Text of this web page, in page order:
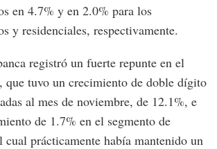
en 4.7% y en 2.0% para los
y residenciales, respectivamente.
registró un fuerte repunte en el
que tuvo un crecimiento de doble dígito
al mes de noviembre, de 12.1%, e
de 1.7% en el segmento de
prácticamente había mantenido un